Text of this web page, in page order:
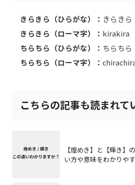
きらきら（ひらがな）： きらきら
きらきら（ローマ字）： kirakira
ちらちら（ひらがな）： ちらちら
ちらちら（ローマ字）：
こちらの記事も読まれて
【煌めき】と【輝き】
い方や意味をわかりや